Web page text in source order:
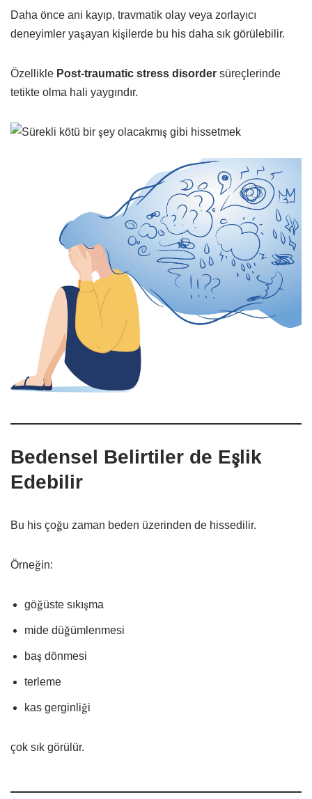
Daha önce ani kayıp, travmatik olay veya zorlayıcı
deneyimler yaşayan kişilerde bu his daha sık görülebilir.
Özellikle Post-traumatic stress disorder süreçlerinde
tetikte olma hali yaygındır.
Bedensel Belirtiler de Eşlik
Edebilir
Bu his çoğu zaman beden üzerinden de hissedilir.
Örneğin:
göğüste sıkışma
mide düğümlenmesi
baş dönmesi
terleme
kas gerginliği
çok sık görülür.